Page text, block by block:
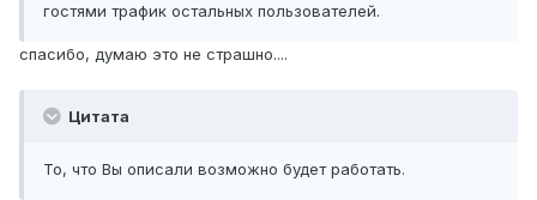
гостями трафик остальных пользователей.
спасибо, думаю это не страшно....
Цитата
То, что Вы описали возможно будет работать.